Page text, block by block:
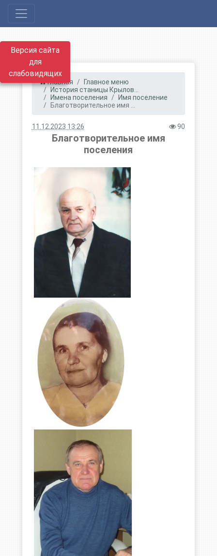
Версия сайта
для
слабовидящих
Главная
Главное меню
История станицы Крылов...
Имена поселения
Имя поселение
Благотворительное имя ...
11.12.2023 13:26 90
Благотворительное имя
поселения